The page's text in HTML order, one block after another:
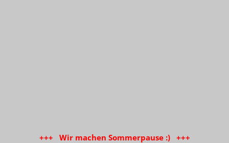
+++ Wir machen Sommerpause :) +++